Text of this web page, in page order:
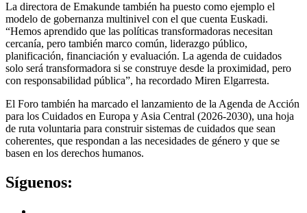
La directora de Emakunde también ha puesto como ejemplo el
modelo de gobernanza multinivel con el que cuenta Euskadi.
“Hemos aprendido que las políticas transformadoras necesitan
cercanía, pero también marco común, liderazgo público,
planificación, financiación y evaluación. La agenda de cuidados
solo será transformadora si se construye desde la proximidad, pero
con responsabilidad pública”, ha recordado Miren Elgarresta.
El Foro también ha marcado el lanzamiento de la Agenda de Acción
para los Cuidados en Europa y Asia Central (2026-2030), una hoja
de ruta voluntaria para construir sistemas de cuidados que sean
coherentes, que respondan a las necesidades de género y que se
basen en los derechos humanos.
Síguenos: